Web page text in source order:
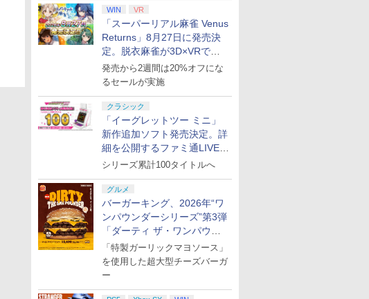
WIN VR
「スーパーリアル麻雀 Venus
Returns」8月27日に発売決
定。脱衣麻雀が3D×VRで復
活
発売から2週間は20%オフにな
るセールが実施
クラシック
「イーグレットツー ミニ」
新作追加ソフト発売決定。詳
細を公開するファミ通LIVEが
8月27日20時から配信
シリーズ累計100タイトルへ
グルメ
バーガーキング、2026年“ワ
ンパウンダーシリーズ”第3弾
「ダーティ ザ・ワンパウン
ダー」を8月7日発売
「特製ガーリックマヨソース」
を使用した超大型チーズバーガ
ー